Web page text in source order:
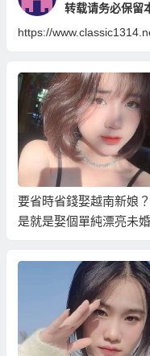
转载请务必保留
https://
省時省錢娶越南新娘？還
就是娶個單純漂亮未婚越